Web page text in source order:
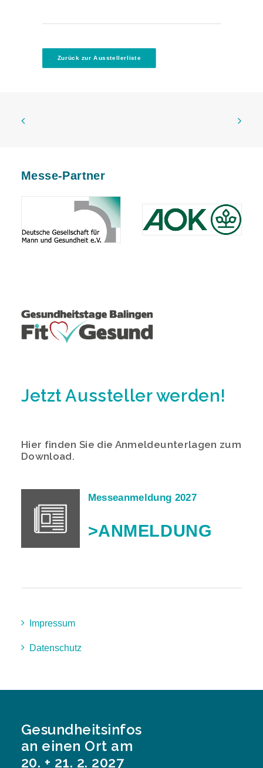
Zurück zur Ausstellerliste
Messe-Partner
Jetzt Aussteller werden!
Hier finden Sie die Anmeldeunterlagen zum
Download.
Messeanmeldung 2027
>ANMELDUNG
Impressum
Datenschutz
Gesundheitsinfos
an einen Ort am
20. + 21. 2. 2027